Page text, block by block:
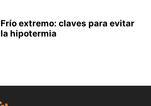
Frío extremo: claves para evitar
la hipotermia